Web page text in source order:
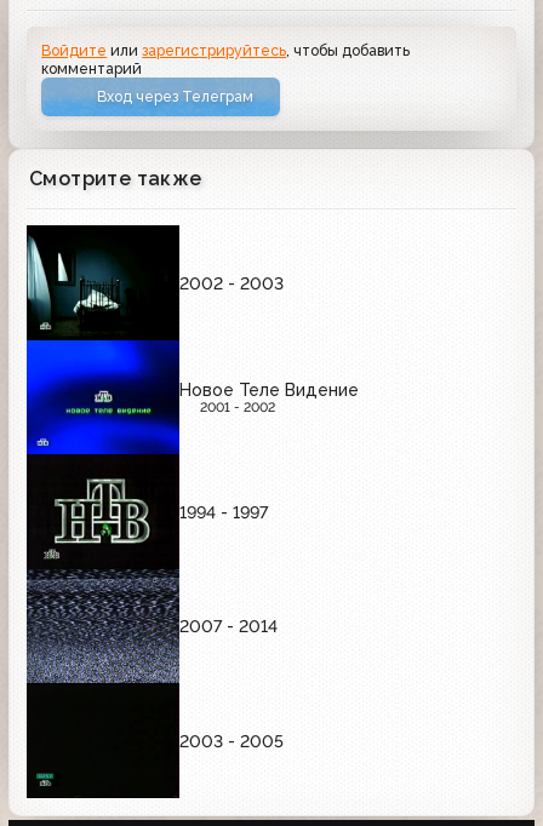
Войдите илизарегистрируйтесь , чтобы добавить
комментарий
Вход через Телеграм
Смотрите также
2002 - 2003
Новое Теле Видение
2001 - 2002
1994 - 1997
2007 - 2014
2003 - 2005